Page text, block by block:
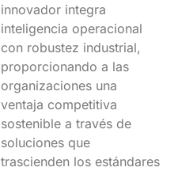
innovador integra
inteligencia operacional
con robustez industrial,
proporcionando a las
organizaciones una
ventaja competitiva
sostenible a través de
soluciones que
trascienden los estándares